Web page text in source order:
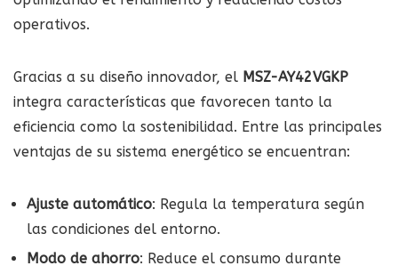
operativos.
Gracias a su diseño innovador, el MSZ-AY42VGKP
integra características que favorecen tanto la
eficiencia como la sostenibilidad. Entre las principales
ventajas de su sistema energético se encuentran:
Ajuste automático: Regula la temperatura según
las condiciones del entorno.
Modo de ahorro: Reduce el consumo durante